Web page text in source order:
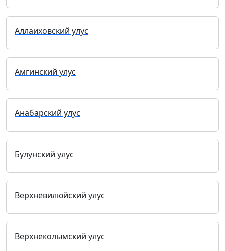
Аллаиховский улус
Амгинский улус
Анабарский улус
Булунский улус
Верхневилюйский улус
Верхнеколымский улус